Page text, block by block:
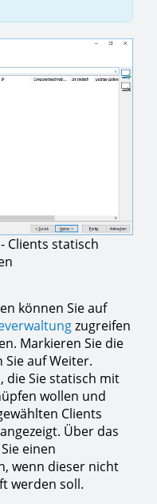
Clients statisch
können Sie auf
zugreifen
Markieren Sie die
Sie auf Weiter.
die Sie statisch mit
wollen und
Clients
Über das
einen
wenn dieser nicht
werden soll.